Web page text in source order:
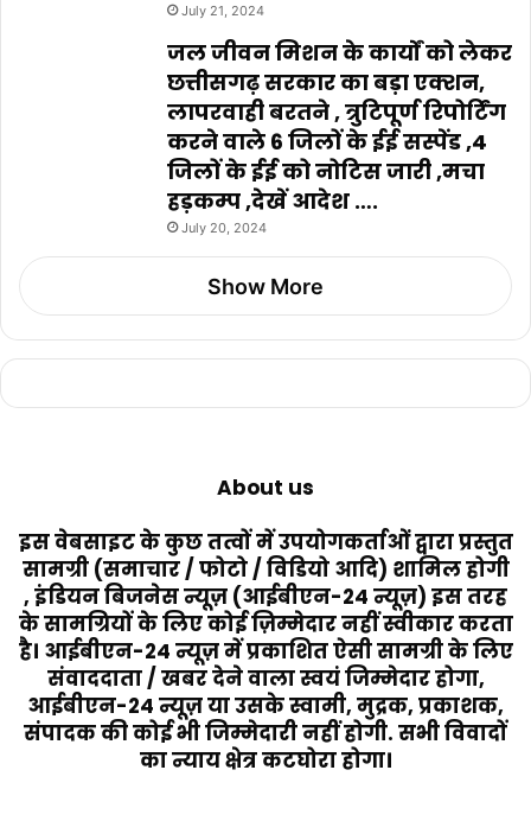
July 21, 2024
जल जीवन मिशन के कार्यों को लेकर
छत्तीसगढ़ सरकार का बड़ा एक्शन,
लापरवाही बरतने , त्रुटिपूर्ण रिपोर्टिंग
करने वाले 6 जिलों के ईई सस्पेंड ,4
जिलों के ईई को नोटिस जारी ,मचा
हड़कम्प ,देखें आदेश ….
July 20, 2024
Show More
About us
इस वेबसाइट के कुछ तत्वों में उपयोगकर्ताओं द्वारा प्रस्तुत
सामग्री (समाचार / फोटो / विडियो आदि) शामिल होगी
, इंडियन बिजनेस न्यूज़ (आईबीएन-24 न्यूज़) इस तरह
के सामग्रियों के लिए कोई ज़िम्मेदार नहीं स्वीकार करता
है। आईबीएन-24 न्यूज़ में प्रकाशित ऐसी सामग्री के लिए
संवाददाता / खबर देने वाला स्वयं जिम्मेदार होगा,
आईबीएन-24 न्यूज़ या उसके स्वामी, मुद्रक, प्रकाशक,
संपादक की कोई भी जिम्मेदारी नहीं होगी. सभी विवादों
का न्याय क्षेत्र कटघोरा होगा।